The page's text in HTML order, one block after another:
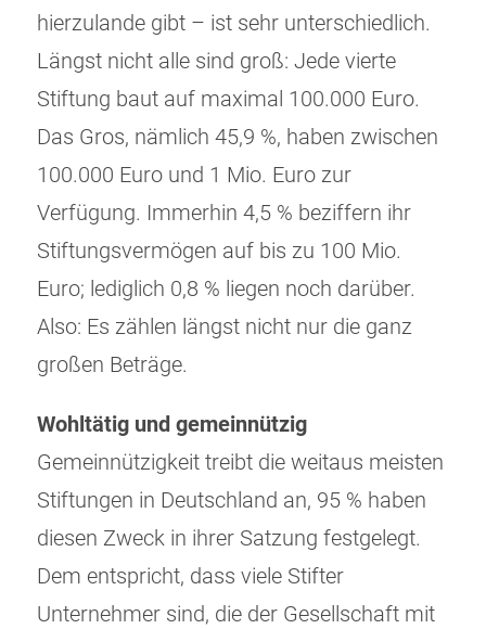
hierzulande gibt – ist sehr unterschiedlich.
Längst nicht alle sind groß: Jede vierte
Stiftung baut auf maximal 100.000 Euro.
Das Gros, nämlich 45,9 %, haben zwischen
100.000 Euro und 1 Mio. Euro zur
Verfügung. Immerhin 4,5 % beziffern ihr
Stiftungsvermögen auf bis zu 100 Mio.
Euro; lediglich 0,8 % liegen noch darüber.
Also: Es zählen längst nicht nur die ganz
großen Beträge.
Wohltätig und gemeinnützig
Gemeinnützigkeit treibt die weitaus meisten
Stiftungen in Deutschland an, 95 % haben
diesen Zweck in ihrer Satzung festgelegt.
Dem entspricht, dass viele Stifter
Unternehmer sind, die der Gesellschaft mit